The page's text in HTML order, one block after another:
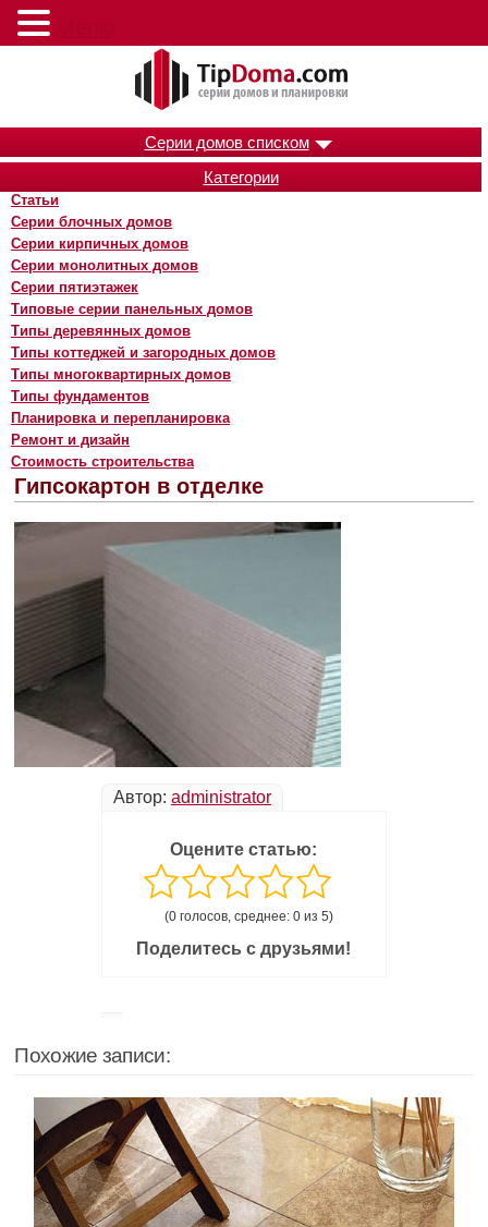
Серии домов списком
Категории
Статьи
Серии блочных домов
Серии кирпичных домов
Серии монолитных домов
Серии пятиэтажек
Типовые серии панельных домов
Типы деревянных домов
Типы коттеджей и загородных домов
Типы многоквартирных домов
Типы фундаментов
Планировка и перепланировка
Ремонт и дизайн
Стоимость строительства
Гипсокартон в отделке
Автор: administrator
Оцените статью:
(0 голосов, среднее: 0 из 5)
Поделитесь с друзьями!
Похожие записи: